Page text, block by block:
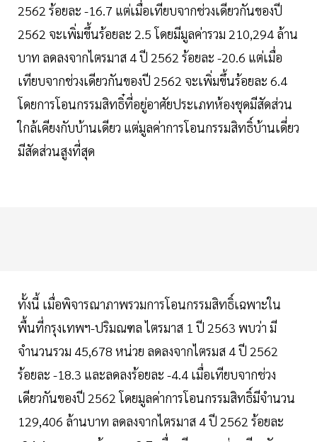
2562 ร้อยละ -16.7 แต่เมื่อเทียบจากช่วงเดียวกันของปี
2562 จะเพิ่มขึ้นร้อยละ 2.5 โดยมีมูลค่ารวม 210,294 ล้าน
บาท ลดลงจากไตรมาส 4 ปี 2562 ร้อยละ -20.6 แต่เมื่อ
เทียบจากช่วงเดียวกันของปี 2562 จะเพิ่มขึ้นร้อยละ 6.4
โดยการโอนกรรมสิทธิ๋ที่อยู่อาศัยประเภทห้องชุดมีสัดส่วน
ใกล้เคียงกับบ้านเดียว แต่มูลค่าการโอนกรรมสิทธิ์บ้านเดี่ยว
มีสัดส่วนสูงที่สุด
ทั้งนี้ เมื่อพิจารณาภาพรวมการโอนกรรมสิทธิ์เฉพาะใน
พื้นที่กรุงเทพฯ-ปริมณฑล ไตรมาส 1 ปี 2563 พบว่า มี
จำนวนรวม 45,678 หน่วย ลดลงจากไตรมส 4 ปี 2562
ร้อยละ -18.3 และลดลงร้อยละ -4.4 เมื่อเทียบจากช่วง
เดียวกันของปี 2562 โดยมูลค่าการโอนกรรมสิทธิ์มีจำนวน
129,406 ล้านบาท ลดลงจากไตรมาส 4 ปี 2562 ร้อยละ